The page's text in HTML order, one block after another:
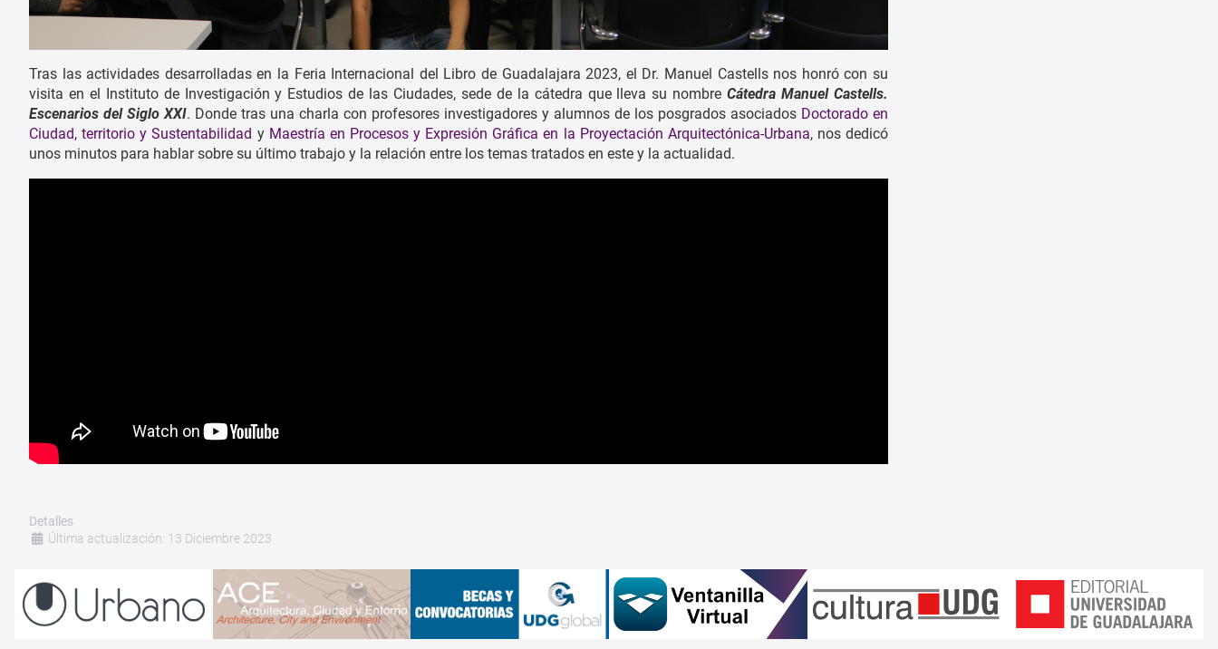
Tras las actividades desarrolladas en la Feria Internacional del Libro de Guadalajara 2023, el Dr. Manuel Castells nos honró con su
visita en el Instituto de Investigación y Estudios de las Ciudades, sede de la cátedra que lleva su nombreCátedra Manuel Castells.
Escenarios del Siglo XXI. Donde tras una charla con profesores investigadores y alumnos de los posgrados asociados Doctorado en
Ciudad, territorio y Sustentabilidad y Maestría en Procesos y Expresión Gráfica en la Proyectación Arquitectónica-Urbana, nos dedicó
unos minutos para hablar sobre su último trabajo y la relación entre los temas tratados en este y la actualidad.
Detalles
Última actualización: 13 Diciembre 2023